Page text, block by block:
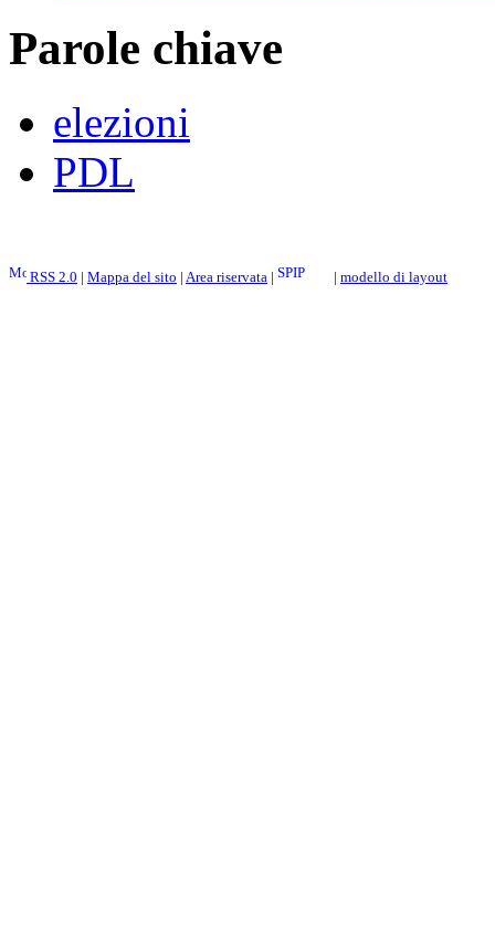
Parole chiave
elezioni
PDL
RSS 2.0 | Mappa del sito | Area riservata | | modello di layout